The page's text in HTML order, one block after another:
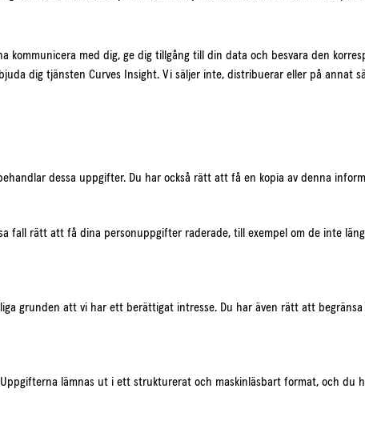
med dig, ge dig tillgång till din data och besvara den
dig tjänsten Curves Insight. Vi säljer inte, distribuerar eller på annat
dessa uppgifter. Du har också rätt att få en kopia av denna
fall rätt att få dina personuppgifter raderade, till exempel om de inte
grunden att vi har ett berättigat intresse. Du har även rätt att
lämnas ut i ett strukturerat och maskinläsbart format, och du